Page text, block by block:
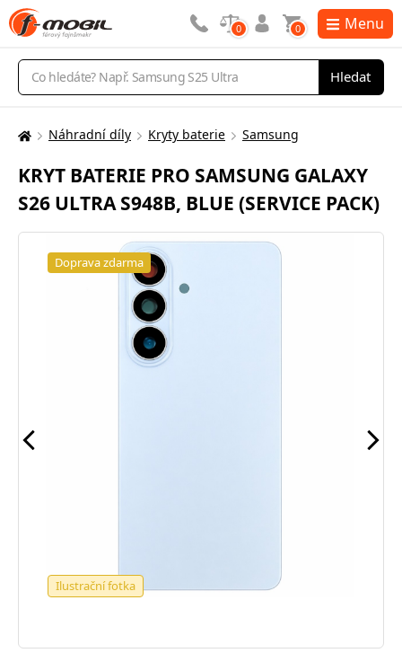
Vyhledávání
Hledat
0 0 Menu
Zde
nacházíte:
Náhradní díly Kryty baterie Samsung
KRYT BATERIE PRO SAMSUNG GALAXY
S26 ULTRA S948B, BLUE (SERVICE PACK)
Doprava zdarma
Ilustrační fotka